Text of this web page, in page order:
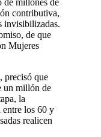
contributiva,
invisibilizadas.
de que
Mujeres
precisó que
un millón de
la
entre los 60 y
realicen